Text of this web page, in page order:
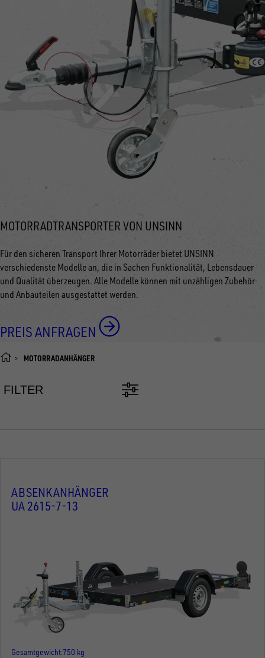
MOTORRADTRANSPORTER VON UNSINN
Für den sicheren Transport Ihrer Motorräder bietet UNSINN
verschiedenste Modelle an, die in Sachen Funktionalität, Lebensdauer
und Qualität überzeugen. Alle Modelle können mit unzähligen Zubehör-
und Anbauteilen ausgestattet werden.
PREIS ANFRAGEN
MOTORRADANHÄNGER
FILTER
ABSENKANHÄNGER
UA 2615-7-13
Gesamtgewicht 750 kg